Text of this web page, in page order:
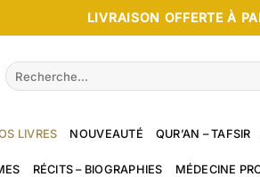
LIVRAISON OFFERTE À
Recherche
pour :
LIVRES NOUVEAUTÉ QUR’AN – TAFSIR
RÉCITS – BIOGRAPHIES MÉDECINE